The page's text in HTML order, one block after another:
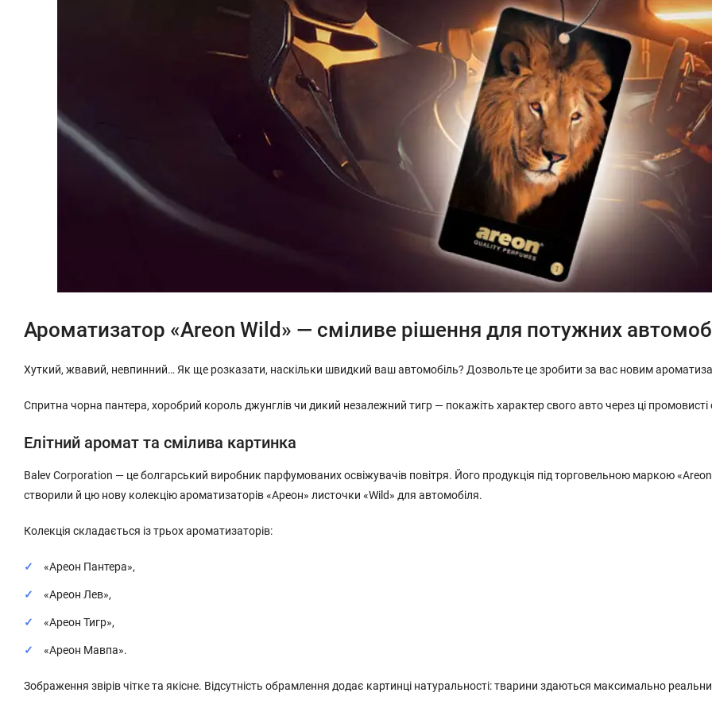
Ароматизатор «Areon Wild» — сміливе рішення для потужних
Хуткий, жвавий, невпинний… Як ще розказати, наскільки швидкий ваш автомобіль? Дозвольте це зробити за вас новим
Спритна чорна пантера, хоробрий король джунглів чи дикий незалежний тигр — покажіть характер свого авто через ці промовисті
Елітний аромат та смілива картинка
Balev Corporation — це болгарський виробник парфумованих освіжувачів повітря. Його продукція під торговельною маркою
створили й цю нову колекцію ароматизаторів «Ареон» листочки «Wild» для автомобіля.
Колекція складається із трьох ароматизаторів:
«Ареон Пантера»,
«Ареон Лев»,
«Ареон Тигр»,
«Ареон Мавпа».
Зображення звірів чітке та якісне. Відсутність обрамлення додає картинці натуральності: тварини здаються максимально